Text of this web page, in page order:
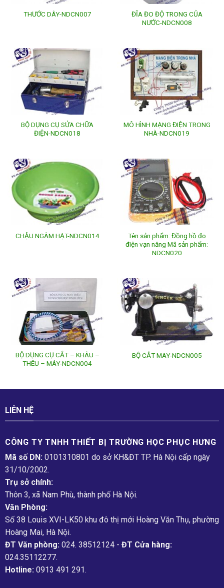
THƯỚC DÂY-NDCN007
ĐĨA ĐO ĐỘ TRONG CỦA
NƯỚC-NDCN008
BỘ DỤNG CỤ SỬA CHỮA
ĐIỆN-NDCN018
MÔ HÌNH MẠNG ĐIỆN TRONG
NHÀ-NDCN019
CHẬU NGÂM HẠT-NDCN014
Tên sản phẩm: Đồng hồ đo
điện vạn năng Mã sản phẩm:
NDCN020
BỘ DỤNG CỤ CẮT – KHÂU –
THÊU – MÁY-NDCN004
BỘ CẮT MAY-NDCN005
LIÊN HỆ
CÔNG TY TNHH THIẾT BỊ TRƯỜNG HỌC PHỤC H­ƯNG
Mã số DN: 0101310801 do sở KH&ĐT TP. Hà Nội cấp ngày
31/10/2002.
Trụ sở chính:
Thôn 3, xã Nam Phù, thành phố Hà Nội.
Văn Phòng:
Số 38 Louis XVI-LK50 khu đô thị mới Hoàng Văn Thụ, phường
Hoàng Mai, Hà Nội.
ĐT Văn phòng:024. 38512124 - ĐT Cửa hàng:
024.35112277.
Hotline:0913 491 291.